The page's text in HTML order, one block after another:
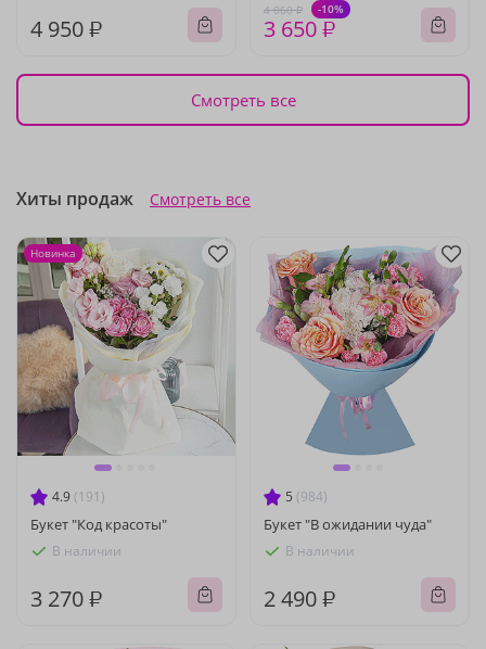
4 950 ₽
4 060 ₽ -10%
3 650 ₽
Смотреть все
Хиты продаж Смотреть все
4.9 (191)
Букет "Код красоты"
В наличии
3 270 ₽
Новинка
5 (984)
Букет "В ожидании чуда"
В наличии
2 490 ₽